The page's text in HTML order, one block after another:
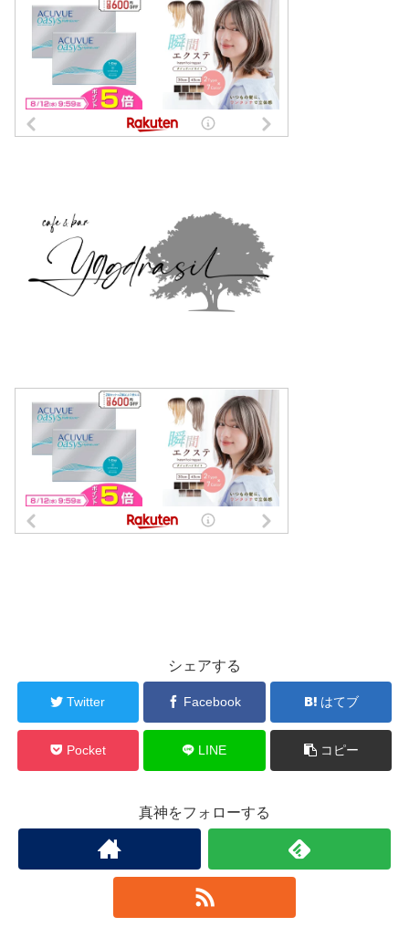
シェアする
Twitter Facebook はてブ
Pocket LINE コピー
真神をフォローする